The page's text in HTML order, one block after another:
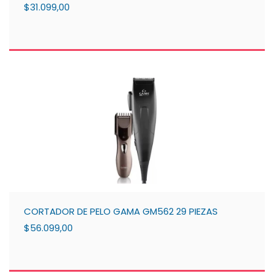
$31.099,00
CORTADOR DE PELO GAMA GM562 29 PIEZAS
$56.099,00